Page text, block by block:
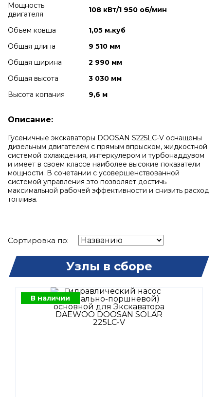
Мощность
двигателя
108 кВт/1 950 об/мин
Объем ковша
1,05 м.куб
Общая длина
9 510 мм
Общая ширина
2 990 мм
Общая высота
3 030 мм
Высота копания
9,6 м
Описание:
Гусеничные экскаваторы DOOSAN S225LC-V оснащены
дизельным двигателем с прямым впрыском, жидкостной
системой охлаждения, интеркулером и турбонаддувом
и имеет в своем классе наиболее высокие показатели
мощности. В сочетании с усовершенствованной
системой управления это позволяет достичь
максимальной рабочей эффективности и снизить расход
топлива.
Сортировка по:
Узлы в сборе
В наличии